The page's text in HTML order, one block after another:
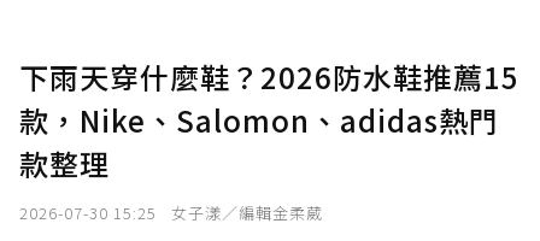
確認送出
下雨天穿什麼鞋？2026防水鞋推薦15
款，Nike、Salomon、adidas熱門
款整理
2026-07-30 15:25 女子漾／編輯金柔葳